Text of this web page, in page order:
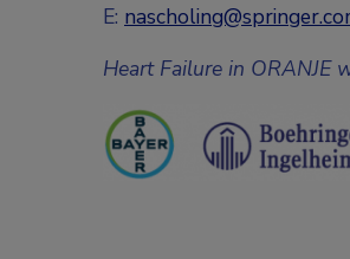
E:
Heart Failure in ORANJE